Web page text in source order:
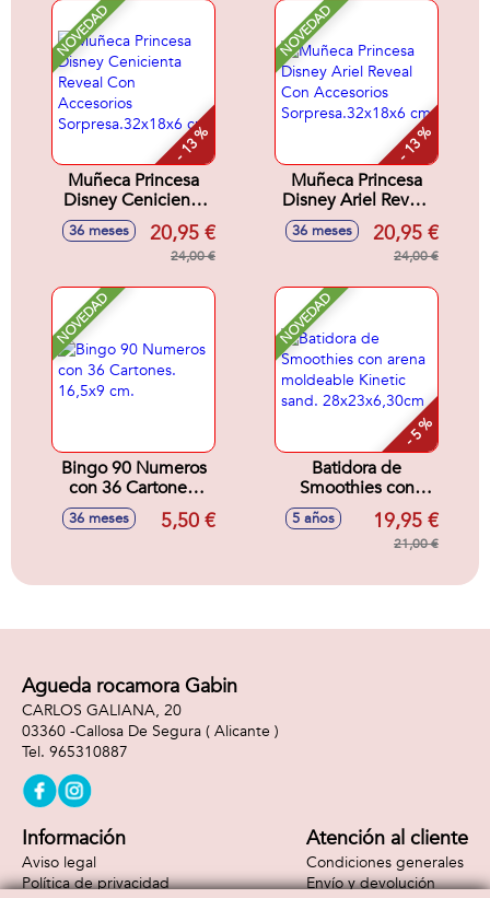
NOVEDAD
- 13 %
Muñeca Princesa
Disney Cenicienta
Reveal Con
Accesorios
Sorpresa.32x18x6
36 meses 20,95 €
24,00 €
NOVEDAD
- 13 %
Muñeca Princesa
Disney Ariel Reveal
Con Accesorios
Sorpresa.32x18x6
36 meses 20,95 €
24,00 €
NOVEDAD
Bingo 90 Numeros
con 36 Cartones.
16,5x9 cm.
36 meses 5,50 €
NOVEDAD
- 5 %
Batidora de
Smoothies con
arena moldeable
Kinetic sand.
28x23x6,30cm
5 años 19,95 €
21,00 €
Agueda rocamora Gabin
CARLOS GALIANA, 20
03360 -Callosa De Segura ( Alicante )
965310887
Información
Aviso legal
Política de privacidad
Atención al cliente
Condiciones generales
Envío y devolución